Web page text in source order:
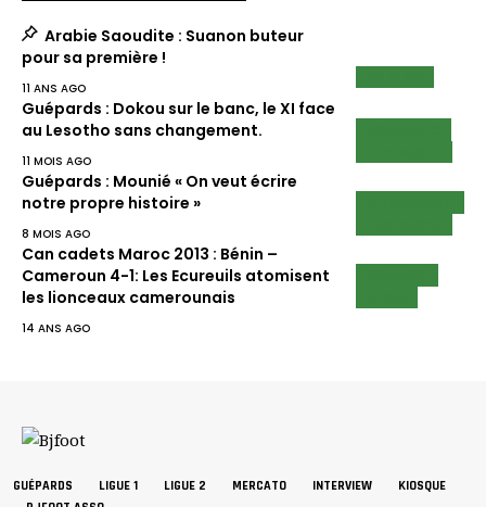
Arabie Saoudite : Suanon buteur
pour sa première !
11 ANS AGO
Guépards : Dokou sur le banc, le XI face
au Lesotho sans changement.
11 MOIS AGO
Guépards : Mounié « On veut écrire
notre propre histoire »
8 MOIS AGO
Can cadets Maroc 2013 : Bénin –
Cameroun 4-1: Les Ecureuils atomisent
les lionceaux camerounais
14 ANS AGO
GUÉPARDS LIGUE 1 LIGUE 2 MERCATO INTERVIEW
KIOSQUE